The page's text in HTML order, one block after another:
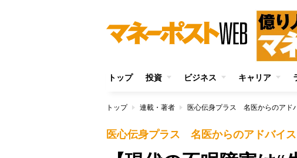
トップ 投資 ビジネス キャリア
トップ 連載・著者 医心伝身プラス 名医からのアド
医心伝身プラス 名医からのアドバイス